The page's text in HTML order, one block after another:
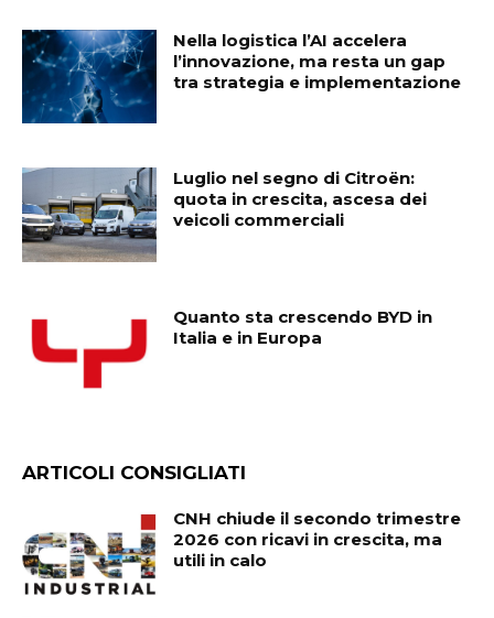
Nella logistica l’AI accelera
l’innovazione, ma resta un gap
tra strategia e implementazione
Luglio nel segno di Citroën:
quota in crescita, ascesa dei
veicoli commerciali
Quanto sta crescendo BYD in
Italia e in Europa
ARTICOLI CONSIGLIATI
CNH chiude il secondo trimestre
2026 con ricavi in crescita, ma
utili in calo